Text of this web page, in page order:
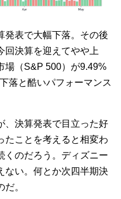
発表で大幅下落。その後
回決算を迎えてやや上
場（S&P 500）が9.49%
落と酷いパフォーマンス
、決算発表で目立った好
たことを考えると相変わ
くのだろう。ディズニー
ない。何とか次四半期決
。